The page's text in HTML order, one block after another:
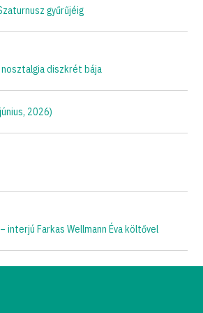
gyűrűjéig
nosztalgia diszkrét bája
2026)
interjú Farkas Wellmann Éva költővel